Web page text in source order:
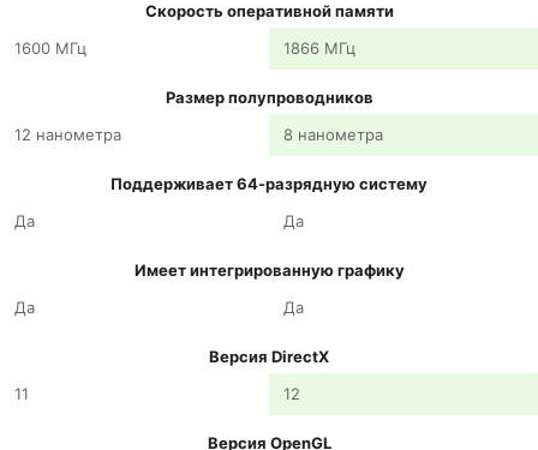
Скорость оперативной памяти
1600 МГц
1866 МГц
Размер полупроводников
12 нанометра
8 нанометра
Поддерживает 64-разрядную систему
Да
Да
Имеет интегрированную графику
Да
Да
Версия DirectX
11
12
Версия OpenGL